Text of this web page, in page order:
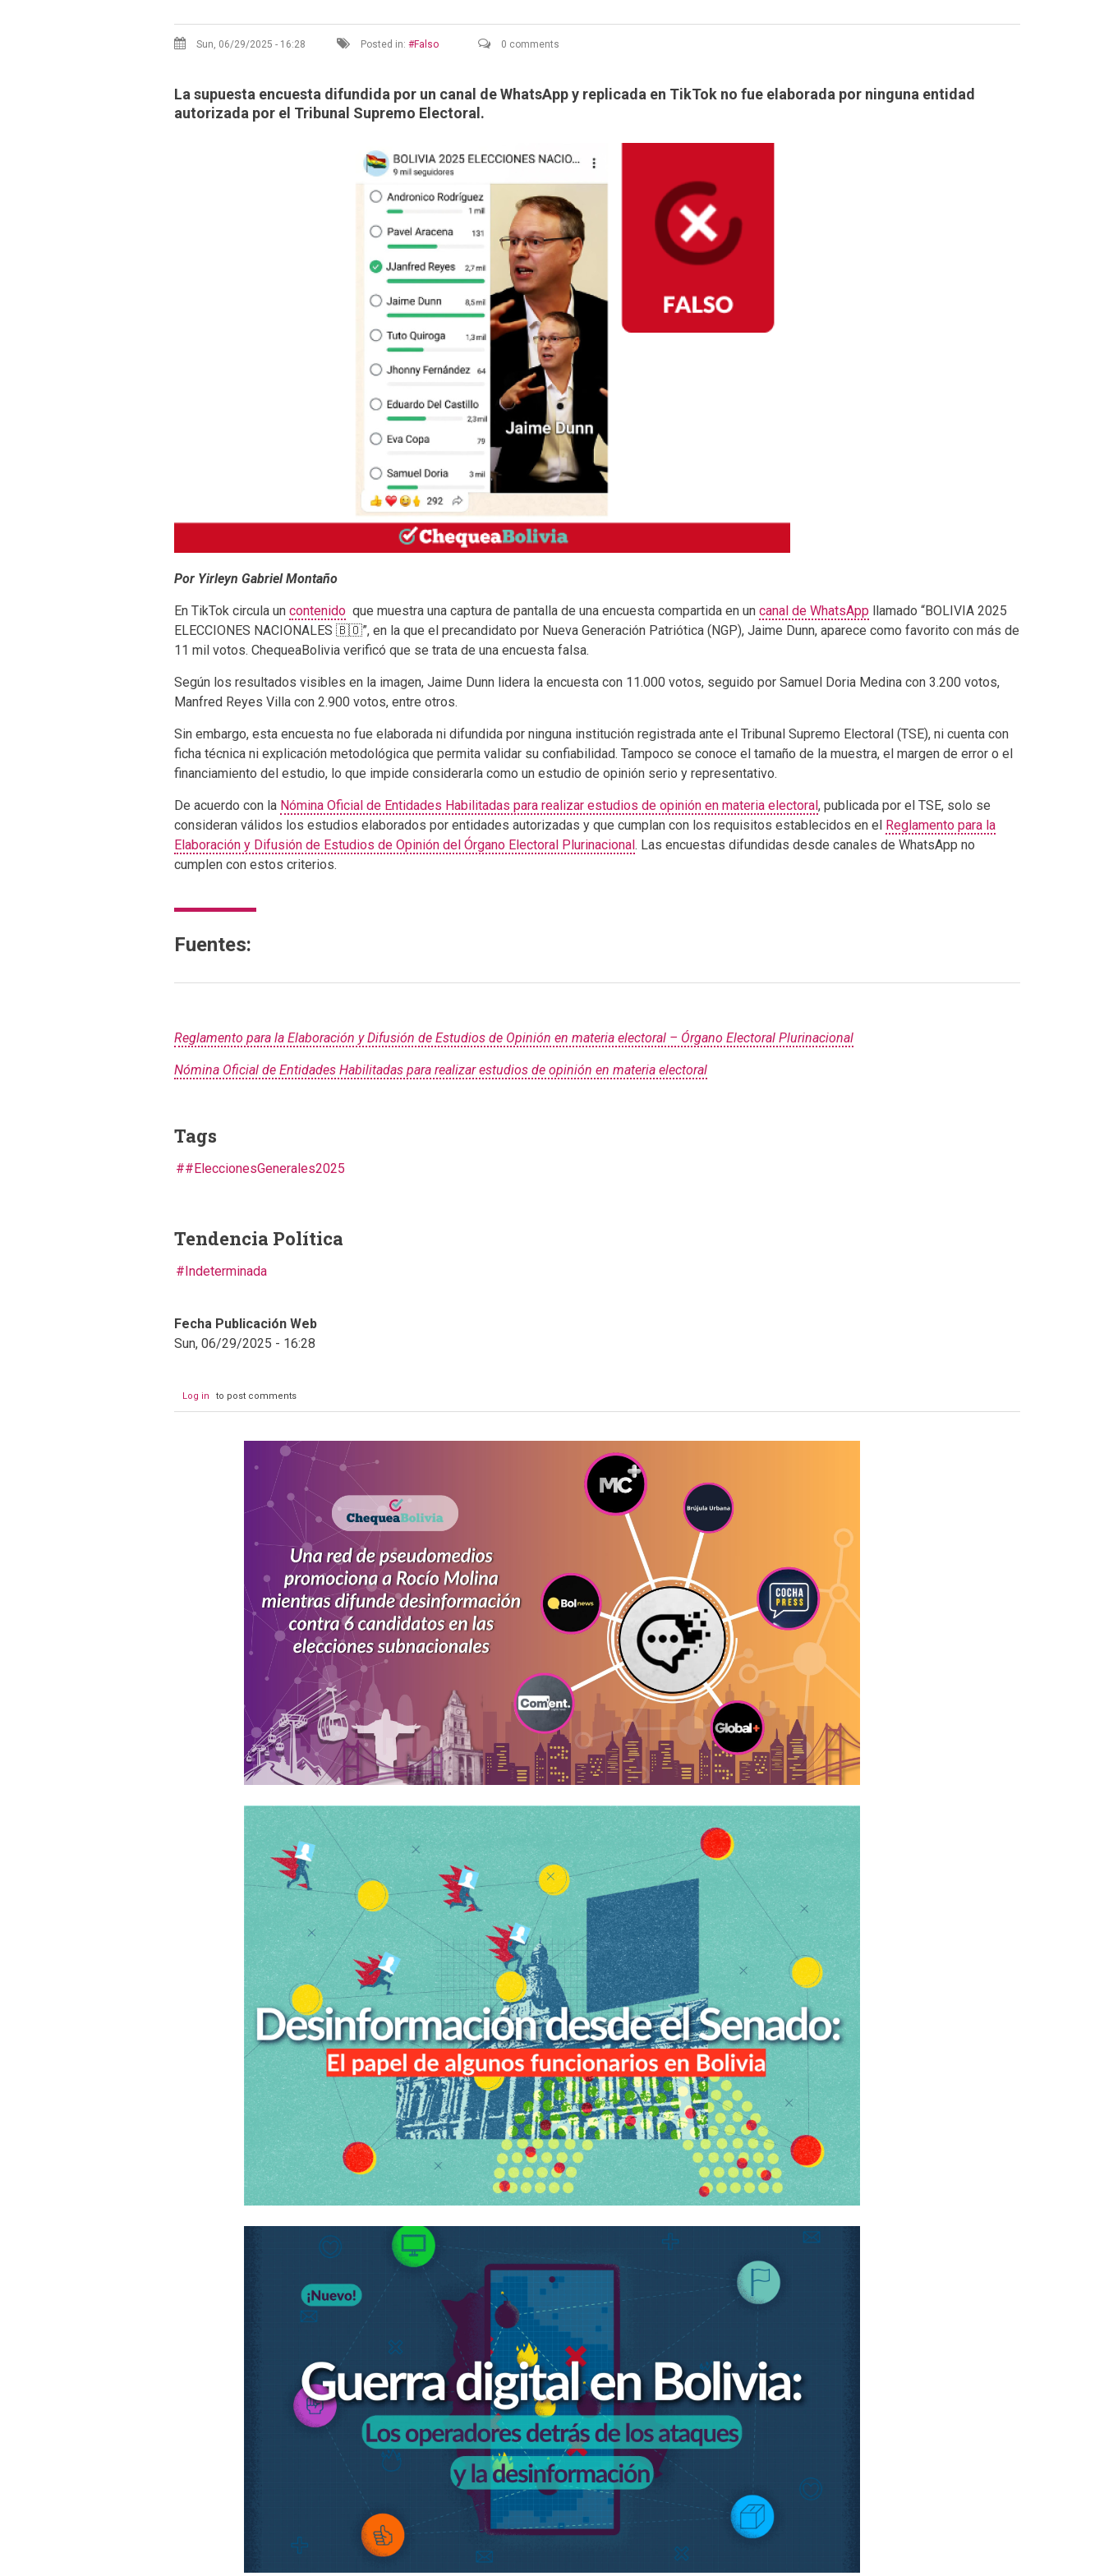
Sun, 06/29/2025 - 16:28 Posted in: Falso 0 comments
La supuesta encuesta difundida por un canal de WhatsApp y replicada en TikTok no fue elaborada por ninguna entidad
autorizada por el Tribunal Supremo Electoral.
Por Yirleyn Gabriel Montaño
En TikTok circula un contenido que muestra una captura de pantalla de una encuesta compartida en un canal de WhatsApp llamado “BOLIVIA 2025
ELECCIONES NACIONALES 🇧🇴”, en la que el precandidato por Nueva Generación Patriótica (NGP), Jaime Dunn, aparece como favorito con más de
11 mil votos. ChequeaBolivia verificó que se trata de una encuesta falsa.
Según los resultados visibles en la imagen, Jaime Dunn lidera la encuesta con 11.000 votos, seguido por Samuel Doria Medina con 3.200 votos,
Manfred Reyes Villa con 2.900 votos, entre otros.
Sin embargo, esta encuesta no fue elaborada ni difundida por ninguna institución registrada ante el Tribunal Supremo Electoral (TSE), ni cuenta con
ficha técnica ni explicación metodológica que permita validar su confiabilidad. Tampoco se conoce el tamaño de la muestra, el margen de error o el
financiamiento del estudio, lo que impide considerarla como un estudio de opinión serio y representativo.
De acuerdo con la Nómina Oficial de Entidades Habilitadas para realizar estudios de opinión en materia electoral, publicada por el TSE, solo se
consideran válidos los estudios elaborados por entidades autorizadas y que cumplan con los requisitos establecidos en el Reglamento para la
Elaboración y Difusión de Estudios de Opinión del Órgano Electoral Plurinacional. Las encuestas difundidas desde canales de WhatsApp no
cumplen con estos criterios.
Fuentes:
Reglamento para la Elaboración y Difusión de Estudios de Opinión en materia electoral – Órgano Electoral Plurinacional
Nómina Oficial de Entidades Habilitadas para realizar estudios de opinión en materia electoral
Tags
#EleccionesGenerales2025
Tendencia Política
Indeterminada
Fecha Publicación Web
Sun, 06/29/2025 - 16:28
Log in to post comments